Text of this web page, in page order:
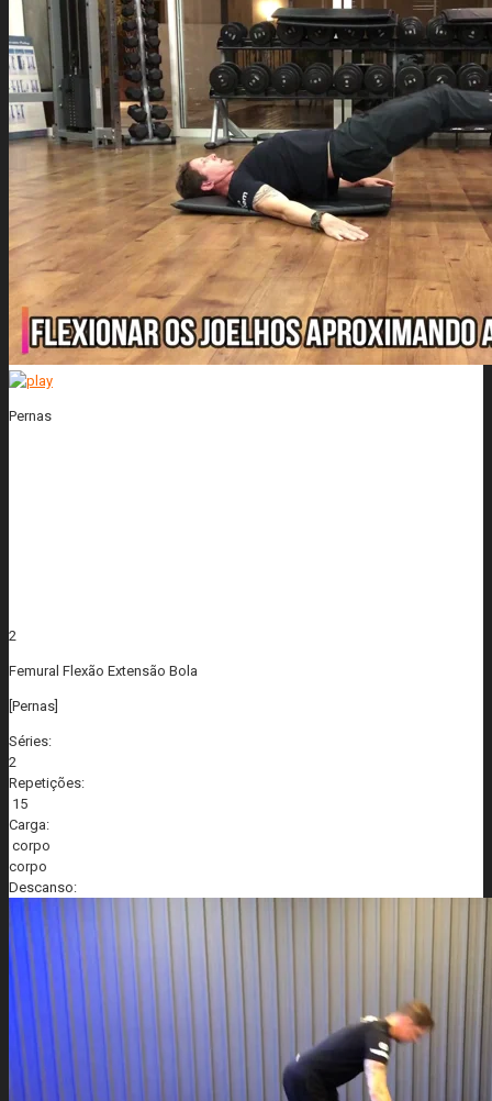
Pernas
2
Femural Flexão Extensão Bola
[Pernas]
Séries:
2
Repetições:
15
Carga:
corpo
corpo
Descanso: